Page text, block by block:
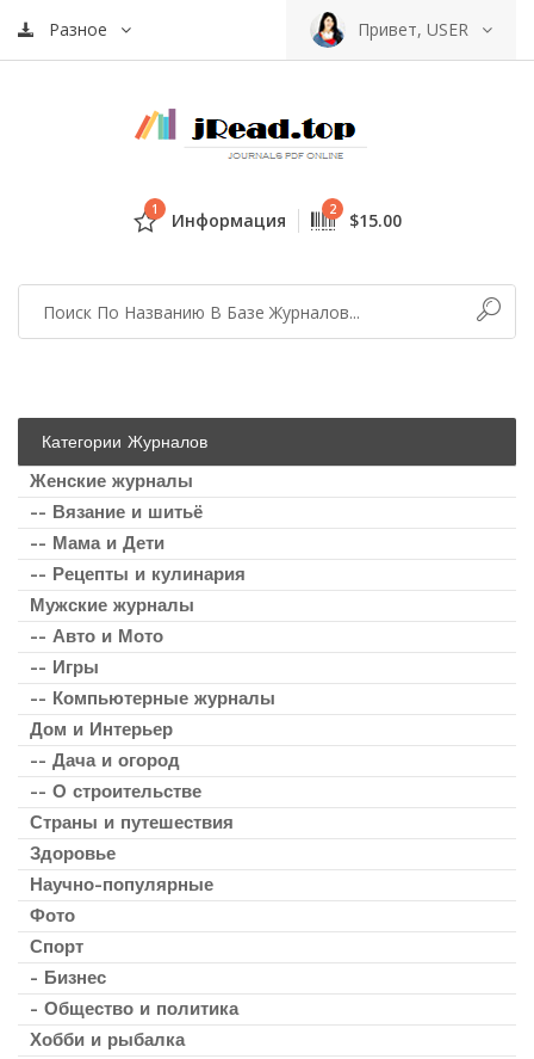
Разное Привет, USER
1 Информация 2 $15.00
Категории Журналов
Женские журналы
-- Вязание и шитьё
-- Мама и Дети
-- Рецепты и кулинария
Мужские журналы
-- Авто и Мото
-- Игры
-- Компьютерные журналы
Дом и Интерьер
-- Дача и огород
-- О строительстве
Страны и путешествия
Здоровье
Научно-популярные
Фото
Спорт
- Бизнес
- Общество и политика
Хобби и рыбалка